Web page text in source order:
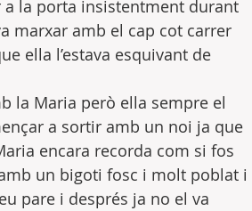
a la porta insistentment durant
marxar amb el cap cot carrer
ella l’estava esquivant de
la Maria però ella sempre el
a sortir amb un noi ja que
encara recorda com si fos
un bigoti fosc i molt poblat i
pare i després ja no el va